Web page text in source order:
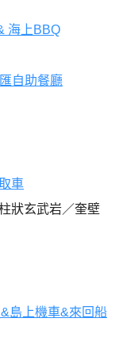
海上BBQ
自助餐廳
車
狀玄武岩／奎壁
島上機車&來回船